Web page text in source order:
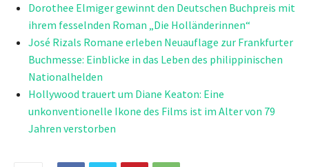
Dorothee Elmiger gewinnt den Deutschen Buchpreis mit
ihrem fesselnden Roman „Die Holländerinnen“
José Rizals Romane erleben Neuauflage zur Frankfurter
Buchmesse: Einblicke in das Leben des philippinischen
Nationalhelden
Hollywood trauert um Diane Keaton: Eine
unkonventionelle Ikone des Films ist im Alter von 79
Jahren verstorben